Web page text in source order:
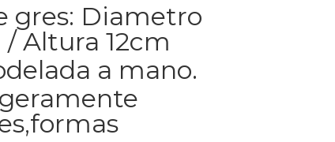
gres: Diametro
Altura 12cm
a mano.